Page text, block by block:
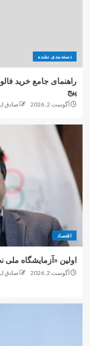
دسته‌بندی نشده
راهنمای جامع خرید
پیج
آگوست 2, 2026 صادق
اقتصاد
اولین «آزمایشگاه
آگوست 2, 2026 صادق